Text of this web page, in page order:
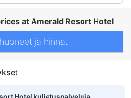
at Amerald Resort Hotel
ja hinnat
Hotel kuljetuspalveluja